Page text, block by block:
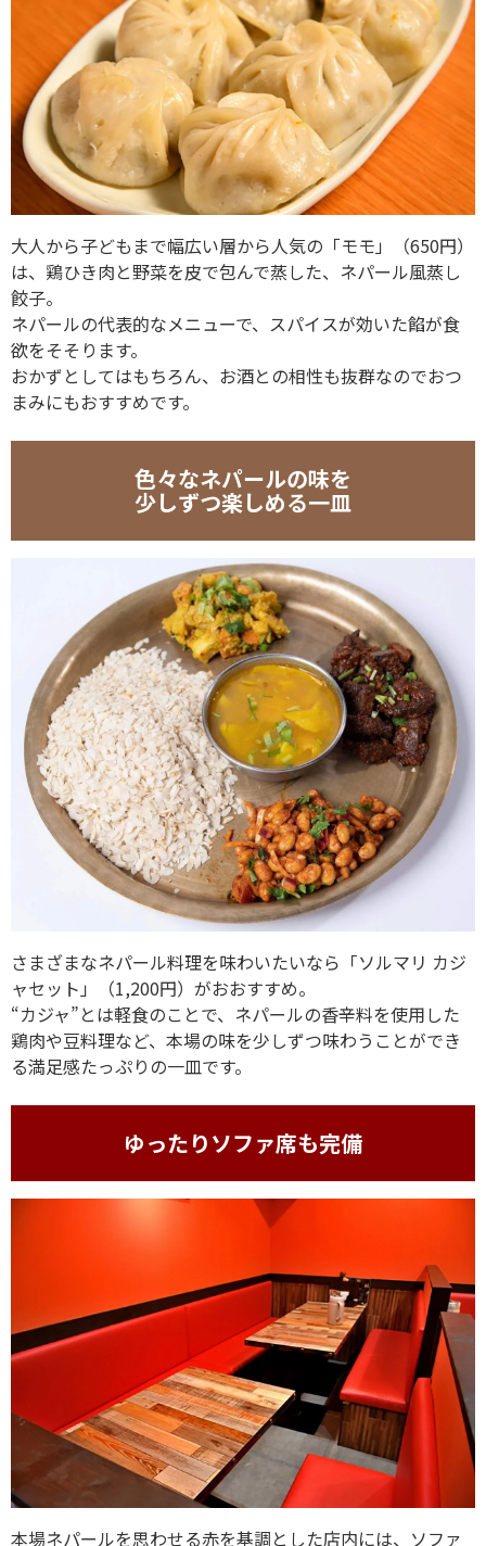
大人から子どもまで幅広い層から人気の「モモ」（650円）
は、鶏ひき肉と野菜を皮で包んで蒸した、ネパール風蒸し
餃子。
ネパールの代表的なメニューで、スパイスが効いた餡が食
欲をそそります。
おかずとしてはもちろん、お酒との相性も抜群なのでおつ
まみにもおすすめです。
色々なネパールの味を
少しずつ楽しめる一皿
さまざまなネパール料理を味わいたいなら「ソルマリ カジ
ャセット」（1,200円）がおおすすめ。
“カジャ”とは軽食のことで、ネパールの香辛料を使用した
鶏肉や豆料理など、本場の味を少しずつ味わうことができ
る満足感たっぷりの一皿です。
ゆったりソファ席も完備
本場ネパールを思わせる赤を基調とした店内には、ソファ